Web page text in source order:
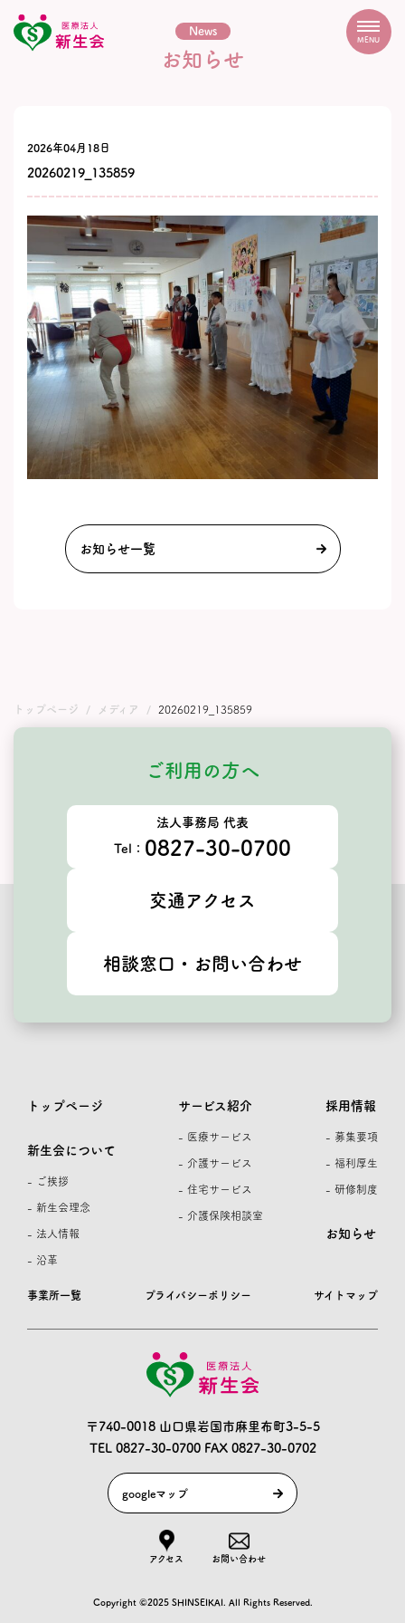
MENU
News
お知らせ
2026年04月18日
20260219_135859
お知らせ一覧
トップページ メディア 20260219_135859
ご利用の方へ
法人事務局 代表
Tel： 0827-30-0700
交通アクセス
相談窓口・お問い合わせ
〒740-0018 山口県岩国市麻里布町3-5-5
TEL 0827-30-0700FAX 0827-30-0702
googleマップ
アクセス お問い合わせ
事業所一覧 プライバシーポリシー サイトマップ
トップページ
新生会について
- ご挨拶
- 新生会理念
- 法人情報
- 沿革
サービス紹介
- 医療サービス
- 介護サービス
- 住宅サービス
- 介護保険相談室
採用情報
- 募集要項
- 福利厚生
- 研修制度
お知らせ
Copyright ©2025 SHINSEIKAI. All Rights Reserved.